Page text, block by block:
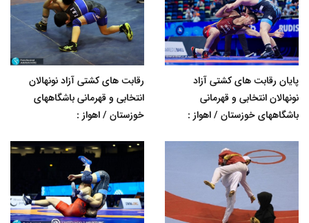
پایان رقابت های کشتی آزاد
نونهالان انتخابی و قهرمانی
باشگاههای خوزستان / اهواز :
رقابت های کشتی آزاد نونهالان
انتخابی و قهرمانی باشگاههای
خوزستان / اهواز :